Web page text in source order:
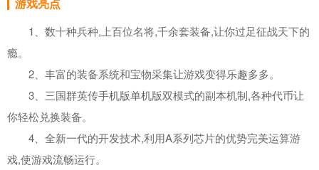
1、数十种兵种,上百位名将,千余套装备,让你过足征战天下的
瘾。
2、丰富的装备系统和宝物采集让游戏变得乐趣多多。
3、三国群英传手机版单机版双模式的副本机制,各种代币让
你轻松兑换装备。
4、全新一代的开发技术,利用A系列芯片的优势完美运算游
戏,使游戏流畅运行。